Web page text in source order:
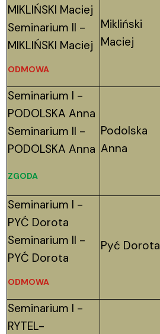
MIKLIŃSKI Maciej
Seminarium II -
MIKLIŃSKI Maciej
ODMOWA
Mikliński
Maciej
Seminarium I -
PODOLSKA Anna
Seminarium II -
PODOLSKA Anna
ZGODA
Podolska
Anna
Seminarium I -
PYĆ Dorota
Seminarium II -
PYĆ Dorota
ODMOWA
Pyć Dorota
Seminarium I -
RYTEL-